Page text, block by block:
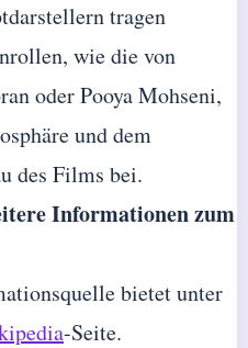
tragen
wie die von
oder Pooya Mohseni,
und dem
des Films bei.
Informationen zum
bietet unter
-Seite.